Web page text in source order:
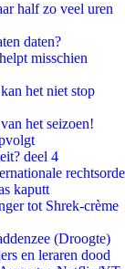
half zo veel uren
daten?
misschien
het niet stop
het seizoen!
deel 4
rechtsorde
kaputt
tot Shrek-crème
(Droogte)
en leraren dood